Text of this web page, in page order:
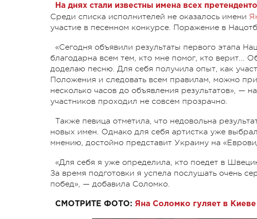
На днях стали известны имена всех
Среди списка исполнителей не оказалось имени
участие в песенном конкурсе. Поражение в
«Сегодня объявили результаты первого этапа
благодарна всем тем, кто мне помог, кто верит...
доделаю песню. Для себя получила опыт, как
Положения и следовать всем правилам, можно
несколько часов до объявления результатов», —
участников проходил не совсем прозрачно.
Также певица отметила, что недовольна
новых имен. Однако для себя артистка уже
мнению, достойно представит Украину на
«Для себя я уже определила, кто поедет в
За время подготовки я успела послушать очень
побед», — добавила Соломко.
СМОТРИТЕ ФОТО: Яна Соломко гуляет в